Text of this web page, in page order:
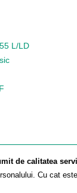
L/LD
brat
de calitatea
Cu cat